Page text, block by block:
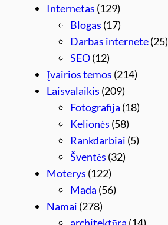
Internetas (129)
Blogas (17)
Darbas internete(25)
SEO(12)
Įvairios temos (214)
Laisvalaikis (209)
Fotografija (18)
Kelionės (58)
Rankdarbiai (5)
Šventės (32)
Moterys (122)
Mada (56)
Namai (278)